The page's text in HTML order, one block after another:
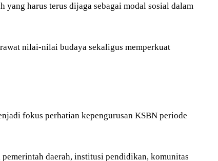
harus terus dijaga sebagai modal sosial dalam
nilai-nilai budaya sekaligus memperkuat
fokus perhatian kepengurusan KSBN periode
daerah, institusi pendidikan, komunitas